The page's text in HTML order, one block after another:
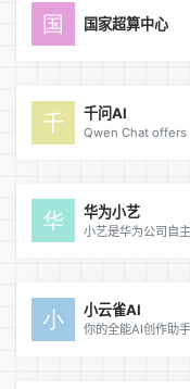
国家超算中心
千问AI
华为小艺
小云雀AI